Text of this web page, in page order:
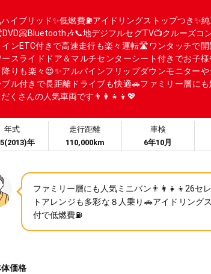
イブリッド✨低燃費⛽アイドリングストップつき✨
地デジフルセグTV📺クルーズコ
インETC付きで高速走行も楽々運転🛣️ワンタッチで開
スライドドア＆マルチセンターシート付きでお子
りも楽々😍✨アルパインフリップダウンモニターや
ブル付きで長距離ドライブも快適🚗ファミリー層に
くさんの人気車両です👨‍👩‍👧‍👦💖
年式
年
走行距離
110,000km
車検
6年10月
ファミリー層にも人気ミニバン👨‍👩‍👧‍👦26セ
トアレンジも多彩な８人乗り🚗アイドリング
付で低燃費⛽
価格